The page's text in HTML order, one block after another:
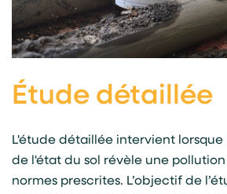
Étude détaillée
L'étude détaillée intervient
de l'état du sol révèle une
normes prescrites. L’objectif de